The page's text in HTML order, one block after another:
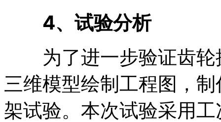
4、试验分析
为了进一步验证齿轮
三维模型绘制工程图，
架试验。本次试验采用